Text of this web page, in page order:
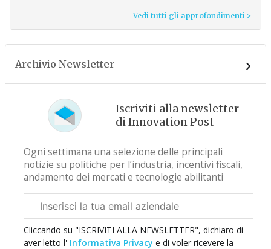
Vedi tutti gli approfondimenti >
Archivio Newsletter
Iscriviti alla newsletter
di Innovation Post
Ogni settimana una selezione delle principali
notizie su politiche per l’industria, incentivi fiscali,
andamento dei mercati e tecnologie abilitanti
aziendale
Cliccando su "ISCRIVITI ALLA NEWSLETTER", dichiaro di
aver letto l' Informativa Privacy e di voler ricevere la